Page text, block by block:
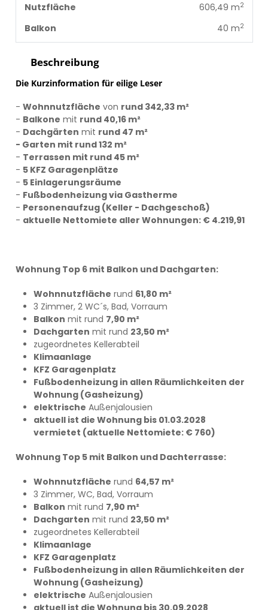
Beschreibung
Die Kurzinformation für eilige Leser
- Wohnnutzfläche von rund 342,33 m²
- Balkone mit rund 40,16 m²
- Dachgärten mit rund 47 m²
- Garten mit rund 132 m²
- Terrassen mit rund 45 m²
- 5 KFZ Garagenplätze
- 5 Einlagerungsräume
- Fußbodenheizung via Gastherme
- Personenaufzug (Keller - Dachgeschoß)
- aktuelle Nettomiete aller Wohnungen: € 4.219,91
Wohnung Top 6 mit Balkon und Dachgarten:
Wohnnutzfläche rund 61,80 m²
3 Zimmer, 2 WC´s, Bad, Vorraum
Balkon mit rund 7,90 m²
Dachgarten mit rund 23,50 m²
zugeordnetes Kellerabteil
Klimaanlage
KFZ Garagenplatz
Fußbodenheizung in allen Räumlichkeiten der
Wohnung (Gasheizung)
elektrische Außenjalousien
aktuell ist die Wohnung bis 01.03.2028
vermietet (aktuelle Nettomiete: € 760)
Wohnung Top 5 mit Balkon und Dachterrasse:
Wohnnutzfläche rund 64,57 m²
3 Zimmer, WC, Bad, Vorraum
Balkon mit rund 7,90 m²
Dachgarten mit rund 23,50 m²
zugeordnetes Kellerabteil
Klimaanlage
KFZ Garagenplatz
Fußbodenheizung in allen Räumlichkeiten der
Wohnung (Gasheizung)
elektrische Außenjalousien
aktuell ist die Wohnung bis 30.09.2028
Nutzfläche 606,49 m2
Balkon 40 m2